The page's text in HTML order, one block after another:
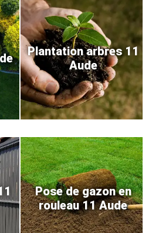
Plantation arbres 11
Aude
Pose de gazon en
rouleau 11 Aude